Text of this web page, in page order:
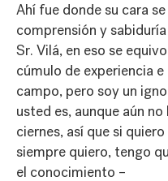
Ahí fue donde su cara
comprensión y
Sr. Vilá, en eso se
cúmulo de experiencia
campo, pero soy un
usted es, aunque aún
ciernes, así que si
siempre quiero, tengo
el conocimiento –